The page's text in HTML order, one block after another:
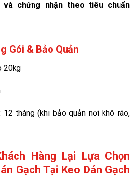
và chứng nhận theo tiêu chuẩn
Gói & Bảo Quản
20kg
12 tháng (khi bảo quản nơi khô ráo,
Hàng Lại Lựa Chọn
Gạch Tại Keo Dán Gạch